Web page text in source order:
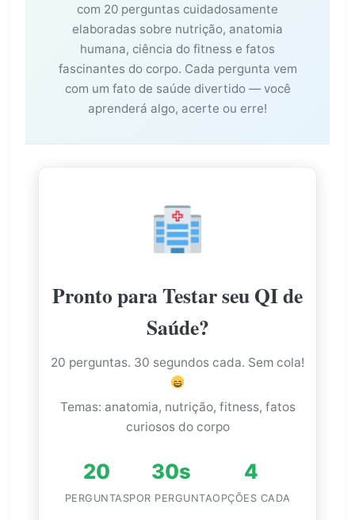
com 20 perguntas cuidadosamente
elaboradas sobre nutrição, anatomia
humana, ciência do fitness e fatos
fascinantes do corpo. Cada pergunta vem
com um fato de saúde divertido — você
aprenderá algo, acerte ou erre!
Pronto para Testar seu QI de
Saúde?
20 perguntas. 30 segundos cada. Sem cola!
Temas: anatomia, nutrição, fitness, fatos
curiosos do corpo
20
PERGUNTAS
30s
POR PERGUNTA
4
OPÇÕES CADA